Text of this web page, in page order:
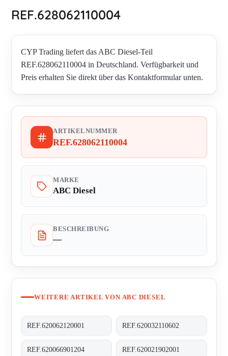
REF.628062110004
CYP Trading liefert das ABC Diesel-Teil
REF.628062110004 in Deutschland. Verfügbarkeit und
Preis erhalten Sie direkt über das Kontaktformular unten.
ARTIKELNUMMER
REF.628062110004
MARKE
ABC Diesel
BESCHREIBUNG
—
WEITERE ARTIKEL VON ABC DIESEL
REF.620062120001 REF.620032110602
REF.620066901204 REF.620021902001